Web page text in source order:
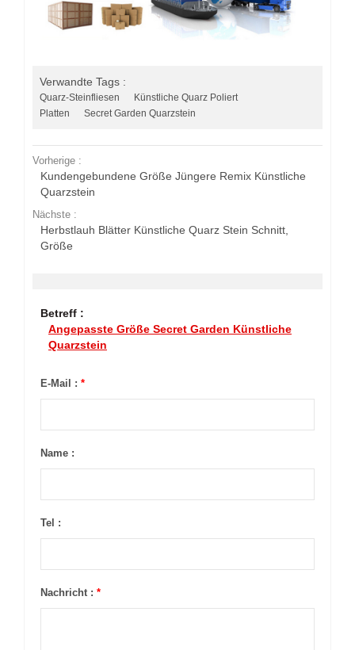
Verwandte Tags :
Quarz-Steinfliesen
Künstliche Quarz Poliert
Platten
Secret Garden Quarzstein
Vorherige :
Kundengebundene Größe Jüngere Remix Künstliche
Quarzstein
Nächste :
Herbstlauh Blätter Künstliche Quarz Stein Schnitt,
Größe
Betreff :
Angepasste Größe Secret Garden Künstliche
Quarzstein
E-Mail : *
Name :
Tel :
Nachricht : *